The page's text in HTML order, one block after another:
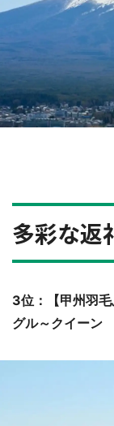
多彩な返
3位：【甲州羽
グル～クイーン